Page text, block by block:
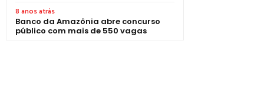
8 anos atrás
Banco da Amazônia abre concurso
público com mais de 550 vagas